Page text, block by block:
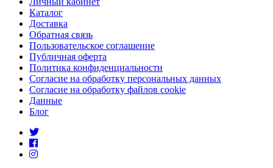
Каталог
Доставка
Обратная связь
Пользовательское соглашение
Публичная оферта
Политика конфиденциальности
Согласие на обработку персональных данных
Согласие на обработку файлов cookie
Данные
Блог